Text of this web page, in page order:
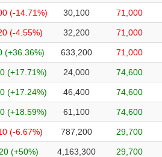
(-14.71%) 30,100 71,000
(-4.55%) 32,200 71,000
(+36.36%) 633,200 71,000
(+17.71%) 24,000 74,600
(+17.24%) 46,400 74,600
(+18.59%) 61,100 74,600
(-6.67%) 787,200 29,700
20 (+50%) 4,163,300 29,700